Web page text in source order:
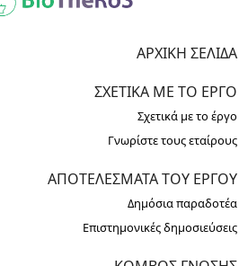
ΑΡΧΙΚΉ ΣΕΛΊΔΑ
ΣΧΕΤΙΚΆ ΜΕ ΤΟ ΈΡΓΟ
Σχετικά με το έργο
Γνωρίστε τους εταίρους
ΑΠΟΤΕΛΈΣΜΑΤΑ ΤΟΥ ΈΡΓΟΥ
Δημόσια παραδοτέα
Επιστημονικές δημοσιεύσεις